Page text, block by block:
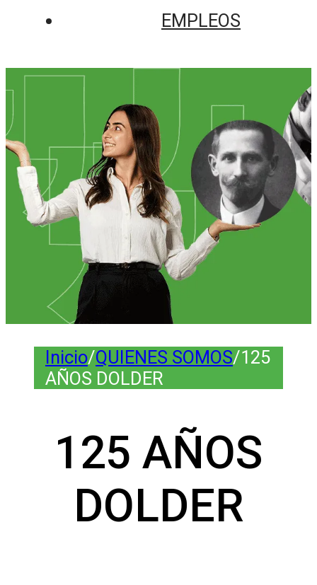
EMPLEOS
Inicio/QUIENES SOMOS/125
AÑOS DOLDER
125 AÑOS
DOLDER